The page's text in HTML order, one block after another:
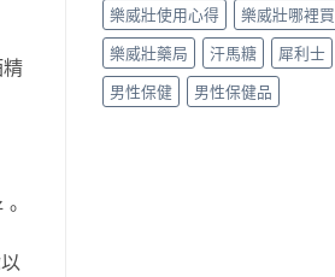
樂威壯使用心得
樂威壯哪裡買
樂威壯藥局
汗馬糖
犀利士
男性保健
男性保健品